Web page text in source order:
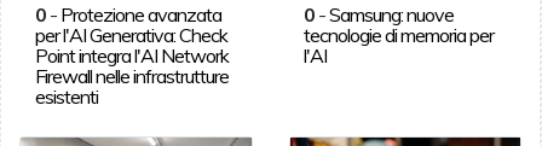
0- Protezione avanzata
per l'AI Generativa: Check
Point integra l'AI Network
Firewall nelle infrastrutture
esistenti
0 -Samsung: nuove
tecnologie di memoria per
l'AI